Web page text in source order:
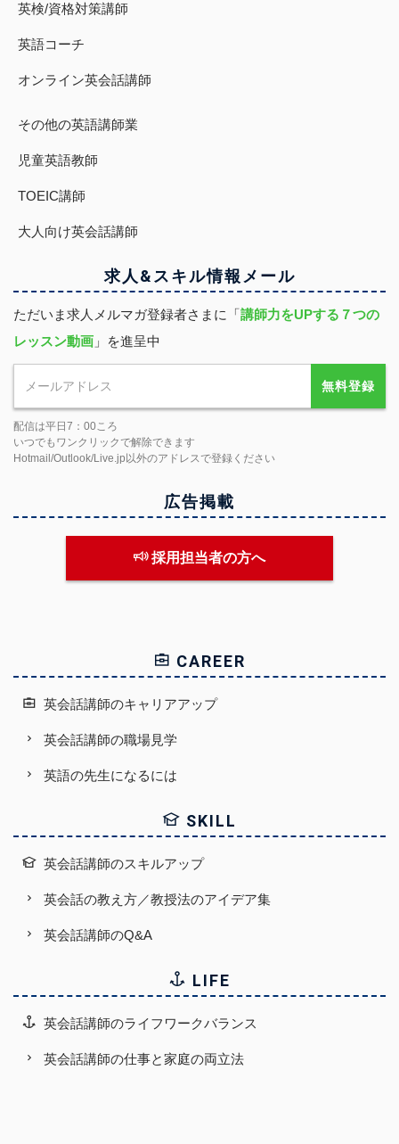
英検/資格対策講師
英語コーチ
オンライン英会話講師
その他の英語講師業
児童英語教師
TOEIC講師
大人向け英会話講師
求人&スキル情報 メール
ただいま求人メルマガ登録者さまに「講師力をUPする７つの
レッスン動画 」を進呈中
無料登録
配信は平日7：00ころ
いつでもワンクリックで解除できます
Hotmail/Outlook/Live.jp以外のアドレスで登録ください
広告掲載
採用担当者の方へ
CAREER
英会話講師のキャリアアップ
英会話講師の職場見学
英語の先生になるには
SKILL
英会話講師のスキルアップ
英会話の教え方／教授法のアイデア集
英会話講師のQ&A
LIFE
英会話講師のライフワークバランス
英会話講師の仕事と家庭の両立法